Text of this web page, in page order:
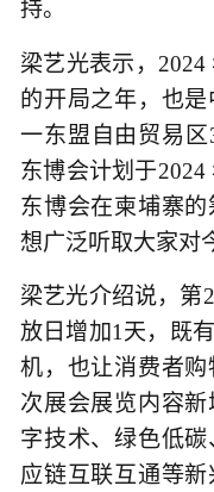
持。
梁艺光表示，
的开局之年，也
一东盟自由贸易
东博会计划于
东博会在柬埔寨
想广泛听取大家对
梁艺光介绍说，第
放日增加1天，既
机，也让消费者
次展会展览内容
字技术、绿色低
应链互联互通等新